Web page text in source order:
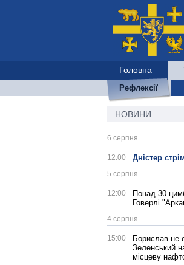
Головна
Рефлексії
НОВИНИ
6 серпня
12:00 Дністер
5 серпня
12:00
Понад 30
Говерлі
4 серпня
15:00
Борислав не
Зеленський
місцеву